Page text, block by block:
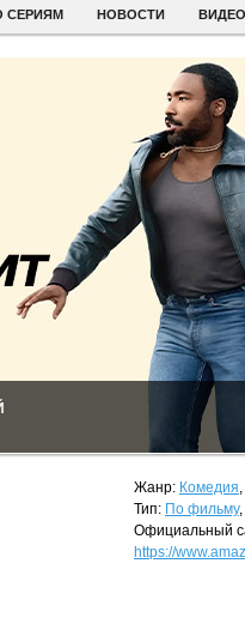
СЕРИЯМ НОВОСТИ ВИДЕО
Жанр: Комедия,
Тип: По фильму,
Официальный
https://